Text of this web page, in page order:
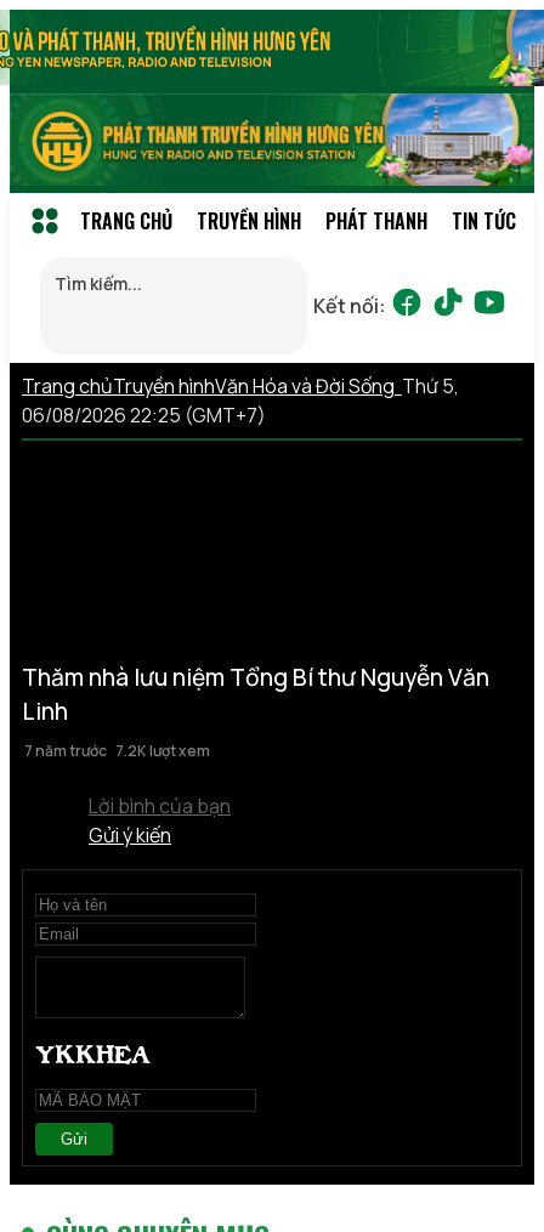
TRANG CHỦ TRUYỀN HÌNH PHÁT THANH TIN TỨC
Kết nối:
Trang chủTruyền hìnhVăn Hóa và Đời Sống Thứ 5,
06/08/2026 22:25 (GMT+7)
Thăm nhà lưu niệm Tổng Bí thư Nguyễn Văn
Linh
7 năm trước 7.2K lượt xem
Lời bình của bạn
Gửi ý kiến
Gửi